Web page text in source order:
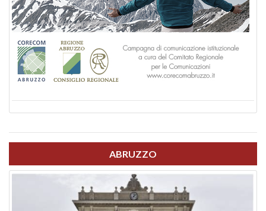
ABRUZZO